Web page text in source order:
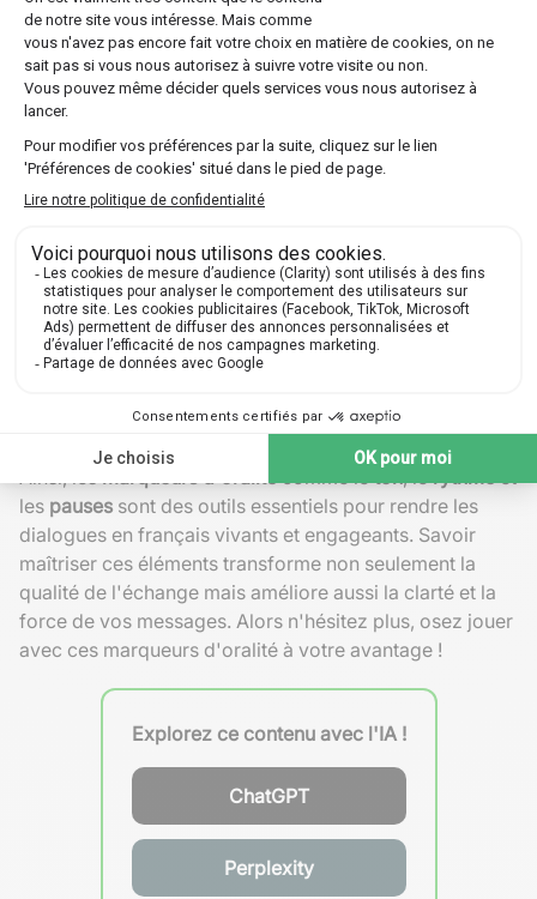
important ou préparer l'auditoire à une nouvelle
information. Elles aident aussi à gérer les émotions
durant un dialogue tendu, offrant un moment de calme
pour réfléchir et répondre de manière appropriée.
ne pas les remplir systématiquement de « euh » ou
distraire et diminuer l'impact de la pause.
Types de pauses et leurs effets
Pause courte :Aide à séparer les idées au sein
d'une même phrase.
Pause longue :Utilisée pour marquer la transition
entre deux segments importants du discours.
une révélation clé, attirant toute l'attention sur le
propos suivant.
les pauses sont des outils essentiels pour rendre les
dialogues en français vivants et engageants. Savoir
maîtriser ces éléments transforme non seulement la
qualité de l'échange mais améliore aussi la clarté et la
force de vos messages. Alors n'hésitez plus, osez jouer
avec ces marqueurs d'oralité à votre avantage !
Explorez ce contenu avec l'IA !
ChatGPT
Perplexity